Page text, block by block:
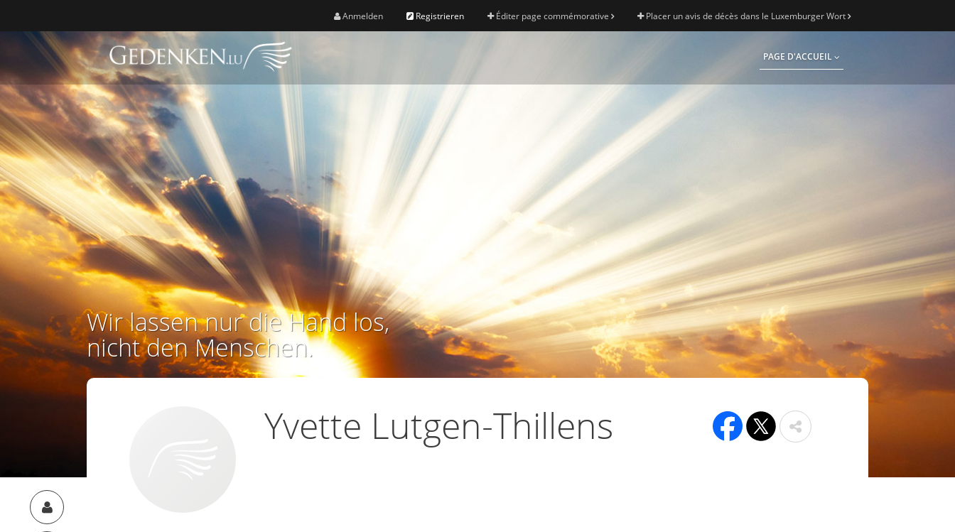
Anmelden Registrieren Éditer page commémorative Placer un avis de décès dans le Luxemburger Wort
PAGE D'ACCUEIL
Wir lassen nur die Hand los,
nicht den Menschen.
Yvette Lutgen-Thillens